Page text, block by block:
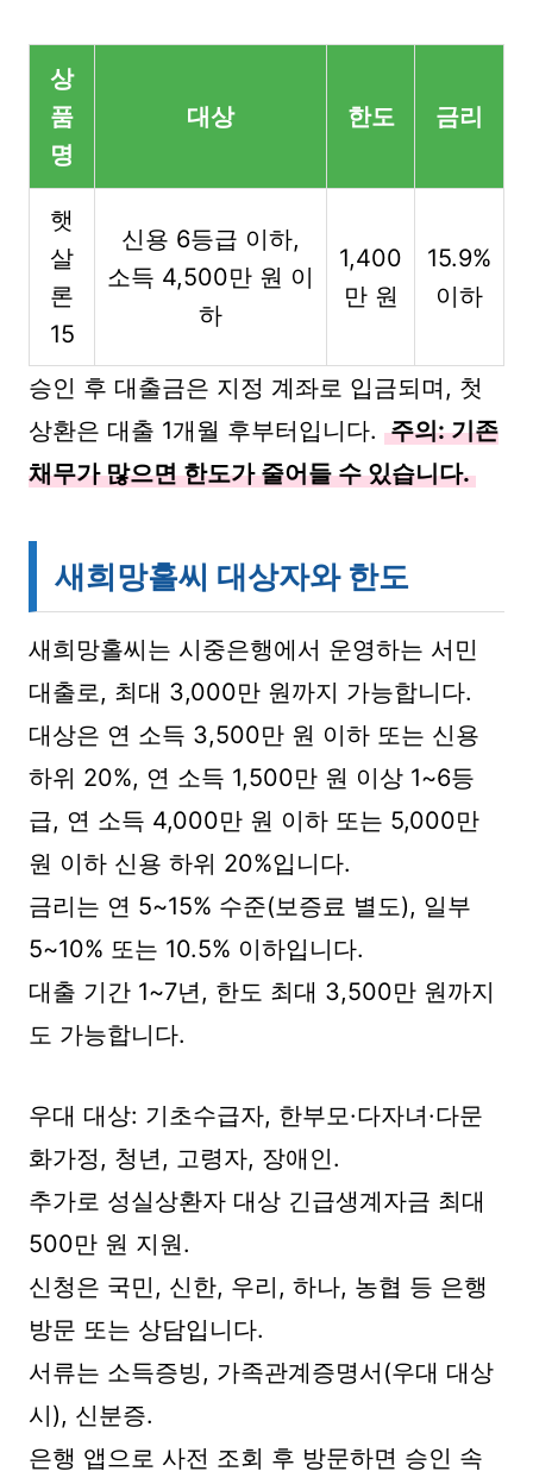
상
품
명
대상 한도 금리
햇
살
론
15
신용 6등급 이하,
소득 4,500만 원 이
하
1,400
만 원
15.9%
이하
승인 후 대출금은 지정 계좌로 입금되며, 첫
상환은 대출 1개월 후부터입니다. 주의: 기존
채무가 많으면 한도가 줄어들 수 있습니다.
새희망홀씨 대상자와 한도
새희망홀씨는 시중은행에서 운영하는 서민
대출로, 최대 3,000만 원까지 가능합니다.
대상은 연 소득 3,500만 원 이하 또는 신용
하위 20%, 연 소득 1,500만 원 이상 1~6등
급, 연 소득 4,000만 원 이하 또는 5,000만
원 이하 신용 하위 20%입니다.
금리는 연 5~15% 수준(보증료 별도), 일부
5~10% 또는 10.5% 이하입니다.
대출 기간 1~7년, 한도 최대 3,500만 원까지
도 가능합니다.
우대 대상: 기초수급자, 한부모·다자녀·다문
화가정, 청년, 고령자, 장애인.
추가로 성실상환자 대상 긴급생계자금 최대
500만 원 지원.
신청은 국민, 신한, 우리, 하나, 농협 등 은행
방문 또는 상담입니다.
서류는 소득증빙, 가족관계증명서(우대 대상
시), 신분증.
은행 앱으로 사전 조회 후 방문하면 승인 속